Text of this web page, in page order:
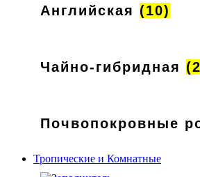
Английская (10)
Чайно-гибридная
Почвопокровные
Тропические и Комнатные